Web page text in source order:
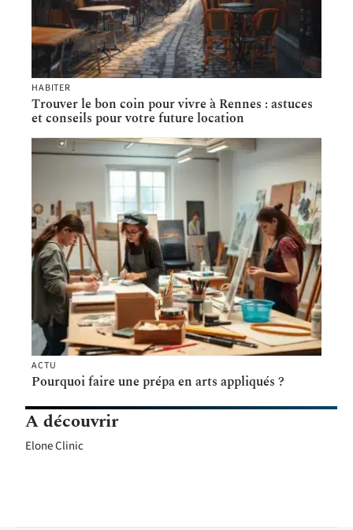
HABITER
Trouver le bon coin pour vivre à Rennes : astuces
et conseils pour votre future location
ACTU
Pourquoi faire une prépa en arts appliqués ?
A découvrir
Elone Clinic